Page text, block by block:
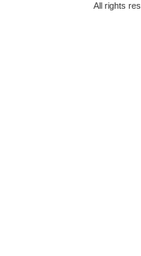
All rights